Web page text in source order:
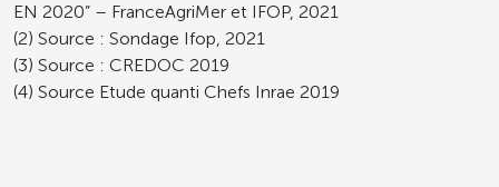
EN 2020” – FranceAgriMer et IFOP, 2021
(2) Source : Sondage Ifop, 2021
(3) Source : CREDOC 2019
(4) Source Etude quanti Chefs Inrae 2019